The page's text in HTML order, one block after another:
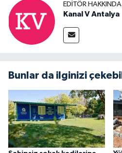
EDITÖR HAKKINDA
Kanal V Antalya
Bunlar da ilginizi